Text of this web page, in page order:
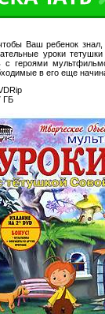
Ваш ребенок
уроки
с героями
в его еще
ГБ